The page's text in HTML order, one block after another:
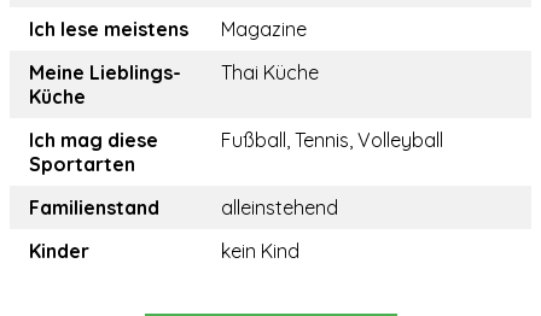
Ich lese meistens
Magazine
Meine Lieblings-
Küche
Thai Küche
Ich mag diese
Sportarten
Fußball, Tennis, Volleyball
Familienstand
alleinstehend
Kinder
kein Kind